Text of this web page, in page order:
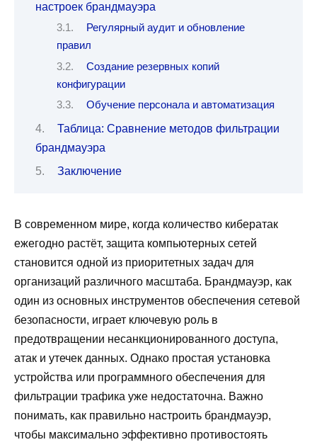
настроек брандмауэра
Регулярный аудит и обновление
правил
Создание резервных копий
конфигурации
Обучение персонала и автоматизация
Таблица: Сравнение методов фильтрации
брандмауэра
Заключение
В современном мире, когда количество кибератак
ежегодно растёт, защита компьютерных сетей
становится одной из приоритетных задач для
организаций различного масштаба. Брандмауэр, как
один из основных инструментов обеспечения сетевой
безопасности, играет ключевую роль в
предотвращении несанкционированного доступа,
атак и утечек данных. Однако простая установка
устройства или программного обеспечения для
фильтрации трафика уже недостаточна. Важно
понимать, как правильно настроить брандмауэр,
чтобы максимально эффективно противостоять